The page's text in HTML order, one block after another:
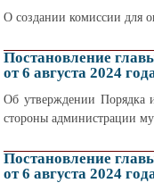
О создании комиссии для
Постановление
от 6 августа 2024
Об утверждении Порядка
стороны администрации
Постановление
от 6 августа 2024